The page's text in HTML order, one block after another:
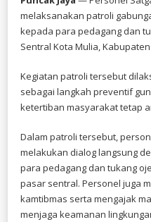
melaksanakan patroli
kepada para pedagang dan
Sentral Kota Mulia, Kabupaten
Kegiatan patroli tersebut
sebagai langkah preventif
ketertiban masyarakat tetap
Dalam patroli tersebut,
melakukan dialog langsung
para pedagang dan tukang
pasar sentral. Personel juga
kamtibmas serta mengajak
menjaga keamanan